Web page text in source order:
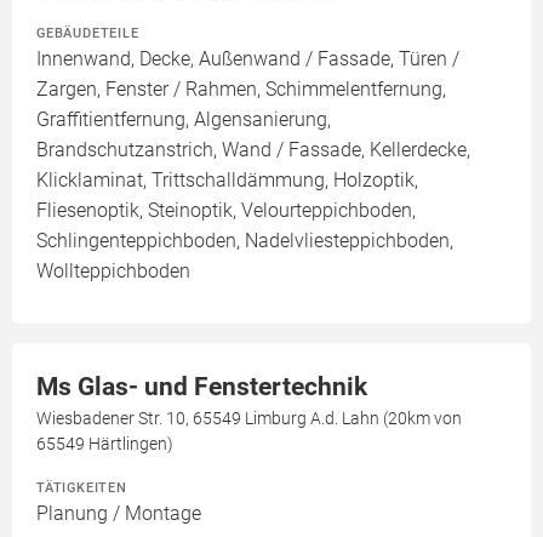
GEBÄUDETEILE
Innenwand, Decke, Außenwand / Fassade, Türen /
Zargen, Fenster / Rahmen, Schimmelentfernung,
Graffitientfernung, Algensanierung,
Brandschutzanstrich, Wand / Fassade, Kellerdecke,
Klicklaminat, Trittschalldämmung, Holzoptik,
Fliesenoptik, Steinoptik, Velourteppichboden,
Schlingenteppichboden, Nadelvliesteppichboden,
Wollteppichboden
Ms Glas- und Fenstertechnik
Wiesbadener Str. 10, 65549 Limburg A.d. Lahn (20km von
65549 Härtlingen)
TÄTIGKEITEN
Planung / Montage